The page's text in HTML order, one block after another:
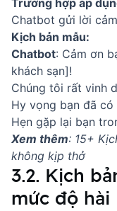
Trường hợp áp
Chatbot gửi lời
Kịch bản mẫu:
Chatbot: Cảm ơn
khách sạn]!
Chúng tôi rất vinh
Hy vọng bạn đã
Hẹn gặp lại bạn
Xem thêm: 15+
không kịp thở
3.2. Kịch
mức độ hài